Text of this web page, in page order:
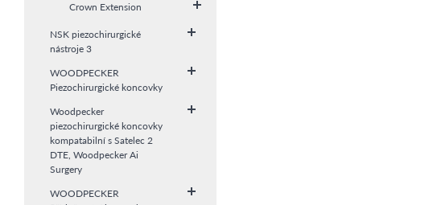
Crown Extension
NSK piezochirurgické
nástroje 3
WOODPECKER
Piezochirurgické koncovky
Woodpecker
piezochirurgické koncovky
kompatabilní s Satelec 2
DTE, Woodpecker Ai
Surgery
WOODPECKER